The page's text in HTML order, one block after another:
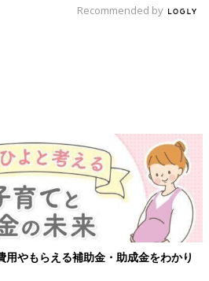
Recommended by
やもらえる補助金・助成金をわかり